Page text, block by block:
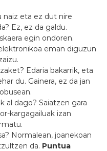
naiz eta ez dut nire
Ez, ez da galdu.
egin ondoren.
eman diguzun
Edaria bakarrik, eta
du. Gainera, ez da jan
al dago? Saiatzen gara
kargagailuak izan
Normalean, joanekoan
da. Puntua